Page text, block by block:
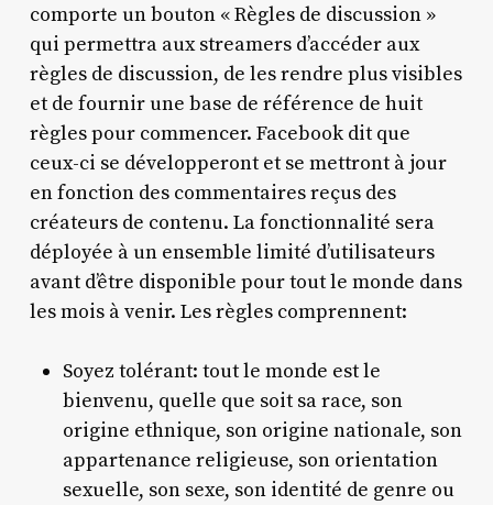
comporte un bouton « Règles de discussion »
qui permettra aux streamers d’accéder aux
règles de discussion, de les rendre plus visibles
et de fournir une base de référence de huit
règles pour commencer. Facebook dit que
ceux-ci se développeront et se mettront à jour
en fonction des commentaires reçus des
créateurs de contenu. La fonctionnalité sera
déployée à un ensemble limité d’utilisateurs
avant d’être disponible pour tout le monde dans
les mois à venir. Les règles comprennent:
Soyez tolérant: tout le monde est le
bienvenu, quelle que soit sa race, son
origine ethnique, son origine nationale, son
appartenance religieuse, son orientation
sexuelle, son sexe, son identité de genre ou